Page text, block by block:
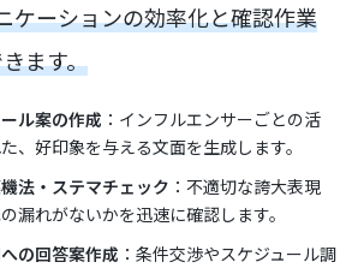
ケーションの効率化と確認作業
ます。
ル案の作成 ：インフルエンサーごとの活
、好印象を与える文面を生成します。
法・ステマチェック ：不適切な誇大表現
漏れがないかを迅速に確認します。
の回答案作成 ：条件交渉やスケジュール調